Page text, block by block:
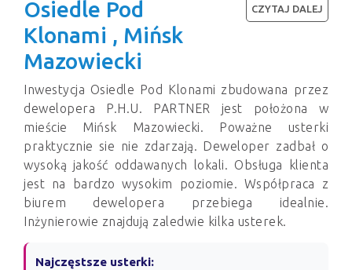
Osiedle Pod
Klonami , Mińsk
Mazowiecki
Inwestycja Osiedle Pod Klonami zbudowana przez
dewelopera P.H.U. PARTNER jest położona w
mieście Mińsk Mazowiecki. Poważne usterki
praktycznie sie nie zdarzają. Deweloper zadbał o
wysoką jakość oddawanych lokali. Obsługa klienta
jest na bardzo wysokim poziomie. Współpraca z
biurem dewelopera przebiega idealnie.
Inżynierowie znajdują zaledwie kilka usterek.
Najczęstsze usterki:
CZYTAJ DALEJ